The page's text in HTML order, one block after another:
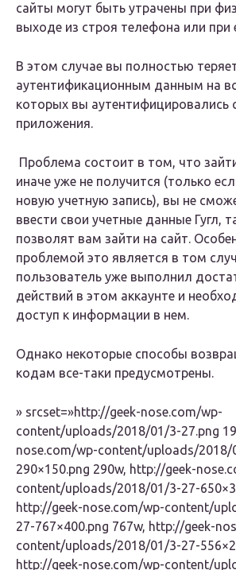
сайты могут быть утрачены при
выходе из строя телефона или при
В этом случае вы полностью
аутентификационным данным на
которых вы
приложения.
Проблема состоит в том, что
иначе уже не получится (только
новую учетную запись), вы не
ввести свои учетные данные Гугл,
позволят вам зайти на сайт.
проблемой это является в том
пользователь уже выполнил
действий в этом аккаунте и
доступ к информации в нем.
Однако некоторые способы
кодам все-таки предусмотрены.
» srcset=»http://geek-nose.com/wp-
content/uploads/2018/01/3-27.png
nose.com/wp-content/uploads/2018/
290×150.png 290w, http://geek-
content/uploads/2018/01/3-27-
http://geek-nose.com/wp-content/
27-767×400.png 767w, http://geek-
content/uploads/2018/01/3-27-
http://geek-nose.com/wp-content/